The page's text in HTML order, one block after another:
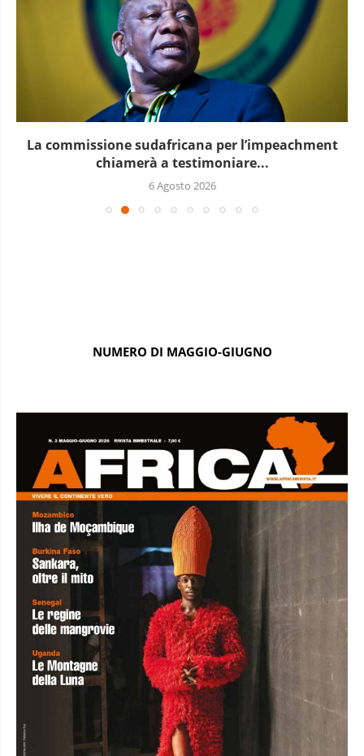
Le elezioni presidenziali a Capo Verde si terranno...
6 Agosto 2026